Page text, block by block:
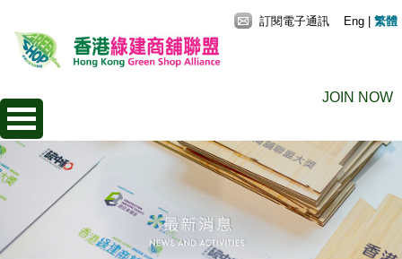
JOIN NOW
訂閱電子通訊 Eng 繁體